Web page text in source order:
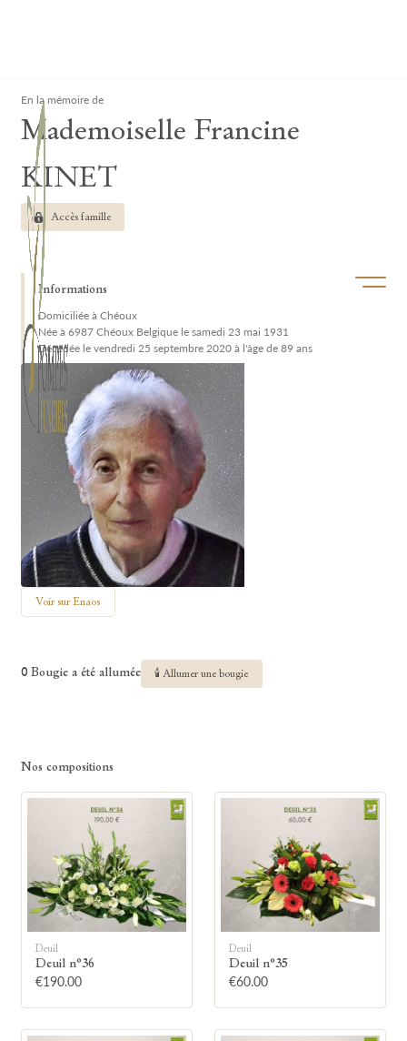
Ouvrir/
En la mémoire de
Mademoiselle Francine
KINET
Accès famille
Informations
Domiciliée à Chéoux
Née à 6987 Chéoux Belgique le samedi 23 mai 1931
Décédée le vendredi 25 septembre 2020 à l'âge de 89 ans
Voir sur Enaos
0 Bougie a été allumée 🕯 Allumer une bougie
Allumez une bougie
Nos compositions
Deuil
Deuil n°36
€190.00
Deuil
Deuil n°35
€60.00